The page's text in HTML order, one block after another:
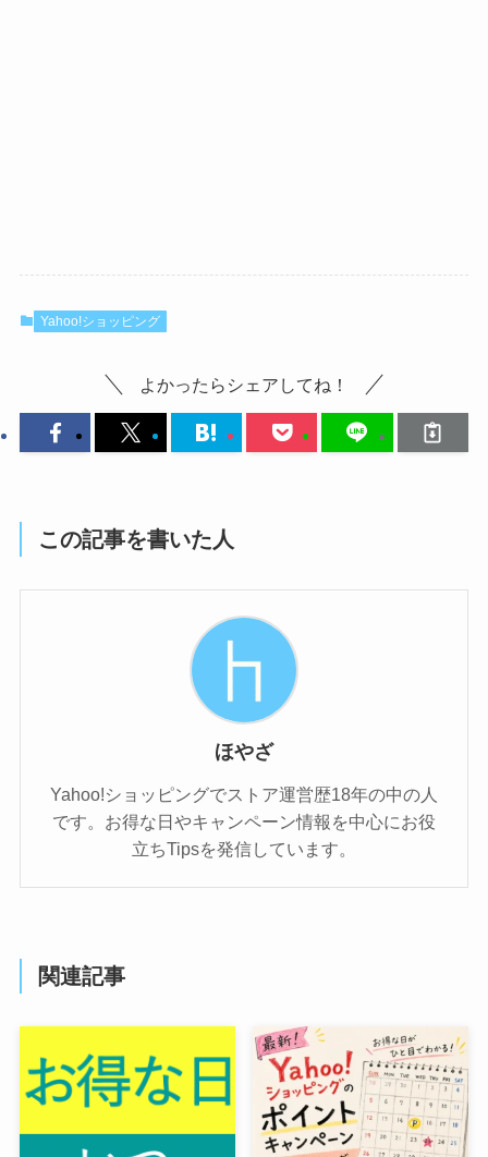
Yahoo!ショッピング
よかったらシェアしてね！
この記事を書いた人
ほやざ
Yahoo!ショッピングでストア運営歴18年の中の人
です。お得な日やキャンペーン情報を中心にお役
立ちTipsを発信しています。
関連記事